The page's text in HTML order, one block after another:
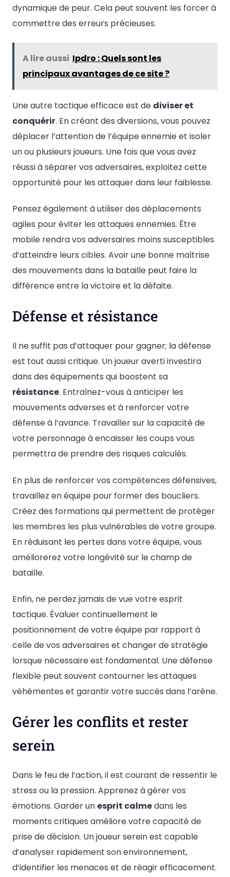
dynamique de peur. Cela peut souvent les forcer à
commettre des erreurs précieuses.
A lire aussi Ipdro : Quels sont les
principaux avantages de ce site ?
Une autre tactique efficace est de diviser et
conquérir. En créant des diversions, vous pouvez
déplacer l’attention de l’équipe ennemie et isoler
un ou plusieurs joueurs. Une fois que vous avez
réussi à séparer vos adversaires, exploitez cette
opportunité pour les attaquer dans leur faiblesse.
Pensez également à utiliser des déplacements
agiles pour éviter les attaques ennemies. Être
mobile rendra vos adversaires moins susceptibles
d’atteindre leurs cibles. Avoir une bonne maîtrise
des mouvements dans la bataille peut faire la
différence entre la victoire et la défaite.
Défense et résistance
Il ne suffit pas d’attaquer pour gagner; la défense
est tout aussi critique. Un joueur averti investira
dans des équipements qui boostent sa
résistance. Entraînez-vous à anticiper les
mouvements adverses et à renforcer votre
défense à l’avance. Travailler sur la capacité de
votre personnage à encaisser les coups vous
permettra de prendre des risques calculés.
En plus de renforcer vos compétences défensives,
travaillez en équipe pour former des boucliers.
Créez des formations qui permettent de protéger
les membres les plus vulnérables de votre groupe.
En réduisant les pertes dans votre équipe, vous
améliorerez votre longévité sur le champ de
bataille.
Enfin, ne perdez jamais de vue votre esprit
tactique. Évaluer continuellement le
positionnement de votre équipe par rapport à
celle de vos adversaires et changer de stratégie
lorsque nécessaire est fondamental. Une défense
flexible peut souvent contourner les attaques
véhémentes et garantir votre succès dans l’arène.
Gérer les conflits et rester
serein
Dans le feu de l’action, il est courant de ressentir le
stress ou la pression. Apprenez à gérer vos
émotions. Garder un esprit calmedans les
moments critiques améliore votre capacité de
prise de décision. Un joueur serein est capable
d’analyser rapidement son environnement,
d’identifier les menaces et de réagir efficacement.